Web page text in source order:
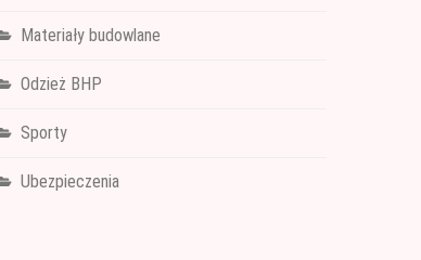
Materiały budowlane
Odzież BHP
Sporty
Ubezpieczenia